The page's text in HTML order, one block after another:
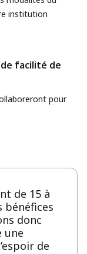
institution
facilité de
pour
de 15 à
bénéfices
donc
une
de